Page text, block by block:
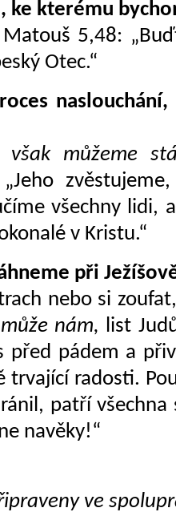
ke kterému
Matouš 5,48:
Otec.“
můžeme
všechny lidi,
v Kristu.“
při
nebo si
nám, list
před pádem a
trvající radosti.
patří
navěky!“
ve